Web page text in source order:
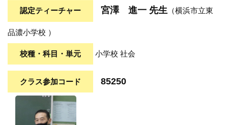
認定ティーチャー 宮澤 進一 先生 （横浜市立東
品濃小学校 ）
校種・科目・単元 小学校 社会
クラス参加コード 85250